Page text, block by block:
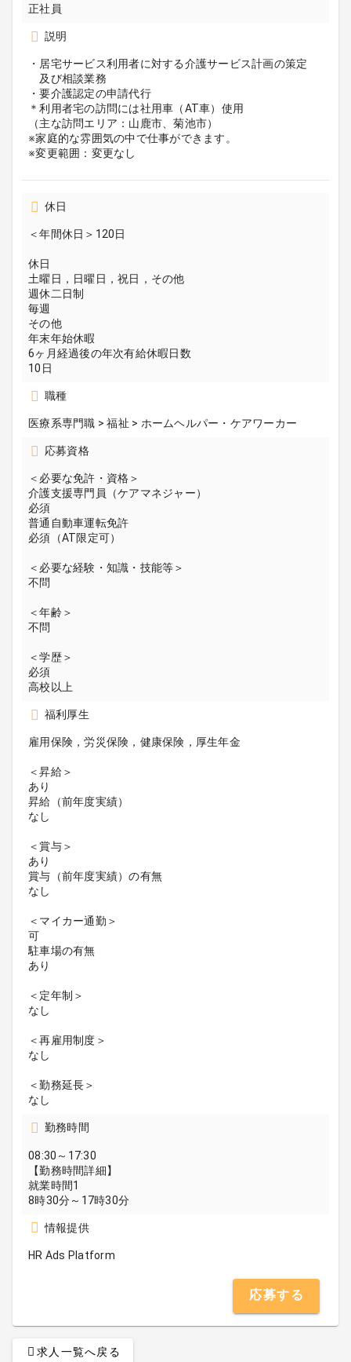
正社員
説明
・居宅サービス利用者に対する介護サービス計画の策定
及び相談業務
・要介護認定の申請代行
＊利用者宅の訪問には社用車（AT車）使用
（主な訪問エリア：山鹿市、菊池市）
※家庭的な雰囲気の中で仕事ができます。
※変更範囲：変更なし
休日
＜年間休日＞120日
休日
土曜日，日曜日，祝日，その他
週休二日制
毎週
その他
年末年始休暇
6ヶ月経過後の年次有給休暇日数
10日
職種
医療系専門職 > 福祉 > ホームヘルパー・ケアワーカー
応募資格
＜必要な免許・資格＞
介護支援専門員（ケアマネジャー）
必須
普通自動車運転免許
必須（AT限定可）
＜必要な経験・知識・技能等＞
不問
＜年齢＞
不問
＜学歴＞
必須
高校以上
福利厚生
雇用保険，労災保険，健康保険，厚生年金
＜昇給＞
あり
昇給（前年度実績）
なし
＜賞与＞
あり
賞与（前年度実績）の有無
なし
＜マイカー通勤＞
可
駐車場の有無
あり
＜定年制＞
なし
＜再雇用制度＞
なし
＜勤務延長＞
なし
勤務時間
08:30～17:30
【勤務時間詳細】
就業時間1
8時30分～17時30分
情報提供
HR Ads Platform
応募する
求人一覧へ戻る